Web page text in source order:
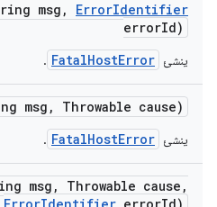
msg , ErrorIdentifier
errorId)
ينشئ FatalHostError
.
msg , Throwable cause)
ينشئ FatalHostError
.
msg , Throwable cause ,